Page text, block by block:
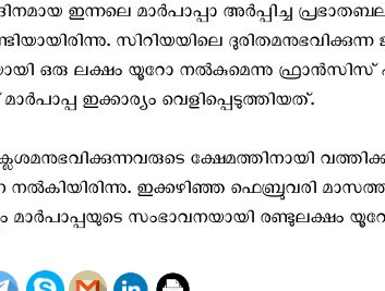
ഇന്നലെ മാര്‍പാപ്പാ അര്‍പ്പിച്ച
സിറിയയിലെ
ഒരു ലക്ഷം യൂറോ നല്‍കുമെന്നു ഫ്രാന്‍സിസ്
ഇക്കാര്യം വെളിപ്പെടുത്തിയത്.
ക്ഷേമത്തിനായി
ഇക്കഴിഞ്ഞ ഫെബ്രുവരി
സംഭാവനയായി രണ്ടുലക്ഷം